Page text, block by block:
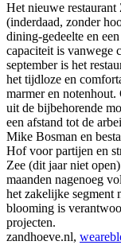
Het nieuwe
(inderdaad, zonder
dining-gedeelte en
capaciteit is vanwege
september is het
het tijdloze en
marmer en
uit de bijbehorende
een afstand tot de
Mike Bosman en
Hof voor partijen en
Zee (dit jaar niet
maanden nagenoeg
het zakelijke segment
blooming is
projecten.
zandhoeve.nl,